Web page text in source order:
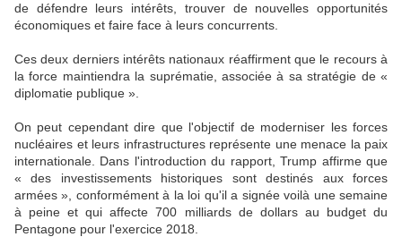
de défendre leurs intérêts, trouver de nouvelles opportunités
économiques et faire face à leurs concurrents.
Ces deux derniers intérêts nationaux réaffirment que le recours à
la force maintiendra la suprématie, associée à sa stratégie de «
diplomatie publique ».
On peut cependant dire que l'objectif de moderniser les forces
nucléaires et leurs infrastructures représente une menace la paix
internationale. Dans l'introduction du rapport, Trump affirme que
« des investissements historiques sont destinés aux forces
armées », conformément à la loi qu'il a signée voilà une semaine
à peine et qui affecte 700 milliards de dollars au budget du
Pentagone pour l'exercice 2018.